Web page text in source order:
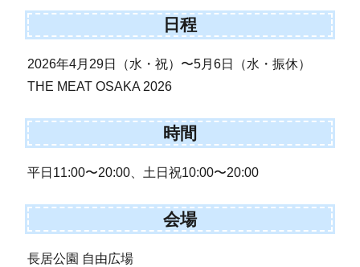
日程
2026年4月29日（水・祝）〜5月6日（水・振休）
THE MEAT OSAKA 2026
時間
平日11:00〜20:00、土日祝10:00〜20:00
会場
長居公園 自由広場